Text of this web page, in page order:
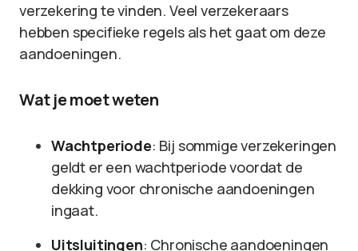
verzekering te vinden. Veel verzekeraars
hebben specifieke regels als het gaat om deze
aandoeningen.
Wat je moet weten
Wachtperiode: Bij sommige verzekeringen
geldt er een wachtperiode voordat de
dekking voor chronische aandoeningen
ingaat.
Uitsluitingen: Chronische aandoeningen